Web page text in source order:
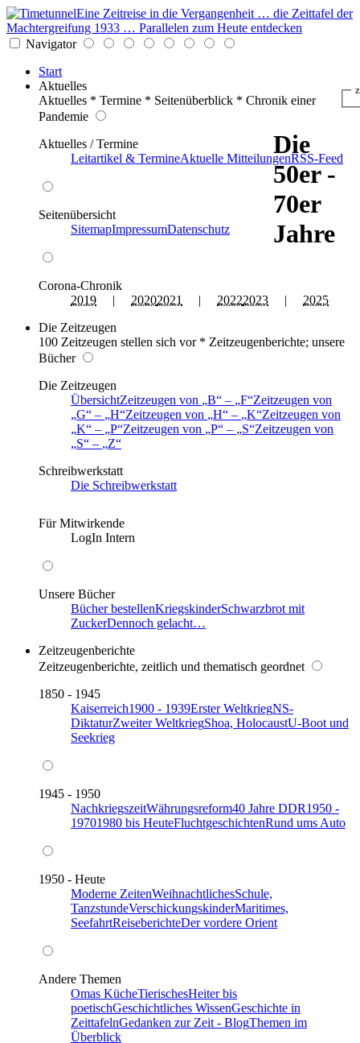
Eine Zeitreise in die Vergangenheit … die Zeittafel der
Machtergreifung 1933 … Parallelen zum Heute entdecken
Navigator
Start
Aktuelles
Aktuelles * Termine * Seitenüberblick * Chronik einer
Pandemie
Aktuelles / Termine
Leitartikel & TermineAktuelle MitteilungenRSS-Feed
Seitenübersicht
SitemapImpressumDatenschutz
Corona-Chronik
2019 | 20202021 | 20222023 | 2025
Die Zeitzeugen
100 Zeitzeugen stellen sich vor * Zeitzeugenberichte; unsere
Bücher
Die Zeitzeugen
ÜbersichtZeitzeugen von B – F Zeitzeugen von
G
– H Zeitzeugen von H – K Zeitzeugen von
K
– P Zeitzeugen von P – S Zeitzeugen von
S
–
Z
Schreibwerkstatt
Die Schreibwerkstatt
Für Mitwirkende
LogIn Intern
Unsere Bücher
Bücher bestellenKriegskinderSchwarzbrot mit
ZuckerDennoch gelacht…
Zeitzeugenberichte
Zeitzeugenberichte, zeitlich und thematisch geordnet
1850 - 1945
Kaiserreich1900 - 1939Erster WeltkriegNS-
DiktaturZweiter WeltkriegShoa, HolocaustU-Boot und
Seekrieg
1945 - 1950
NachkriegszeitWährungsreform40 Jahre DDR1950 -
19701980 bis HeuteFluchtgeschichtenRund ums Auto
1950 - Heute
Moderne ZeitenWeihnachtlichesSchule,
TanzstundeVerschickungskinderMaritimes,
SeefahrtReiseberichteDer vordere Orient
Andere Themen
Omas KücheTierischesHeiter bis
poetischGeschichtliches WissenGeschichte in
ZeittafelnGedanken zur Zeit - BlogThemen im
Überblick
Die
50er -
70er
Jahre